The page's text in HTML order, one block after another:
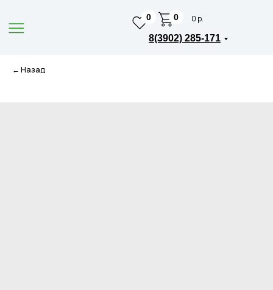
8(3902) 285-171
0 0 р.
0
← Назад